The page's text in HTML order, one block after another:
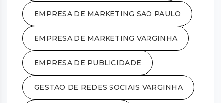
EMPRESA DE MARKETING SAO PAULO
EMPRESA DE MARKETING VARGINHA
EMPRESA DE PUBLICIDADE
GESTAO DE REDES SOCIAIS VARGINHA